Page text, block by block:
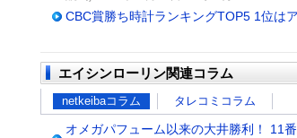
CBC賞勝ち時計ランキングTOP5 1位は
エイシンローリン関連コラム
netkeibaコラム タレコミコラム
オメガパフューム以来の大井勝利！ 11